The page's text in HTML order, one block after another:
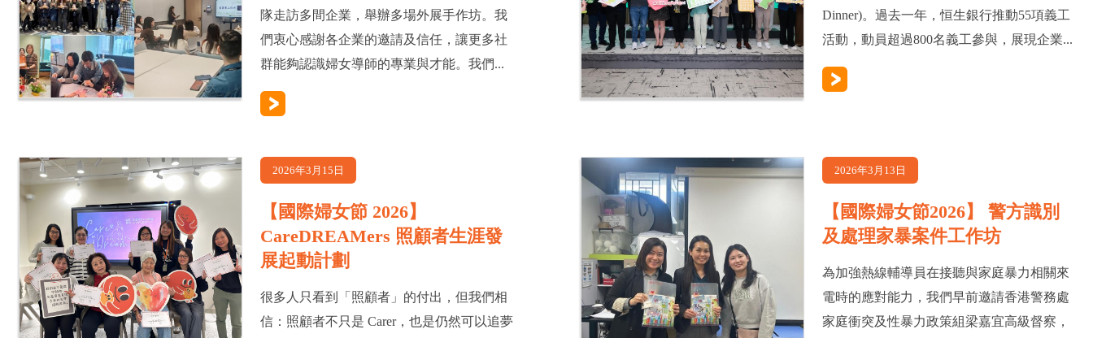
隊走訪多間企業，舉辦多場外展手作坊。我
們衷心感謝各企業的邀請及信任，讓更多社
群能夠認識婦女導師的專業與才能。我們...
Dinner)。過去一年，恒生銀行推動55項義工
活動，動員超過800名義工參與，展現企業...
2026年3月15日
【國際婦女節 2026】
CareDREAMers 照顧者生涯發
展起動計劃
很多人只看到「照顧者」的付出，但我們相
信：照顧者不只是 Carer，也是仍然可以追夢
2026年3月13日
【國際婦女節2026】 警方識別
及處理家暴案件工作坊
為加強熱線輔導員在接聽與家庭暴力相關來
電時的應對能力，我們早前邀請香港警務處
家庭衝突及性暴力政策組梁嘉宜高級督察，